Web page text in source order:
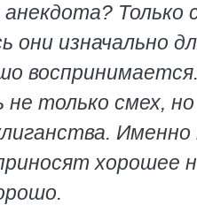
Только
они изначально
только смех,
хорошее